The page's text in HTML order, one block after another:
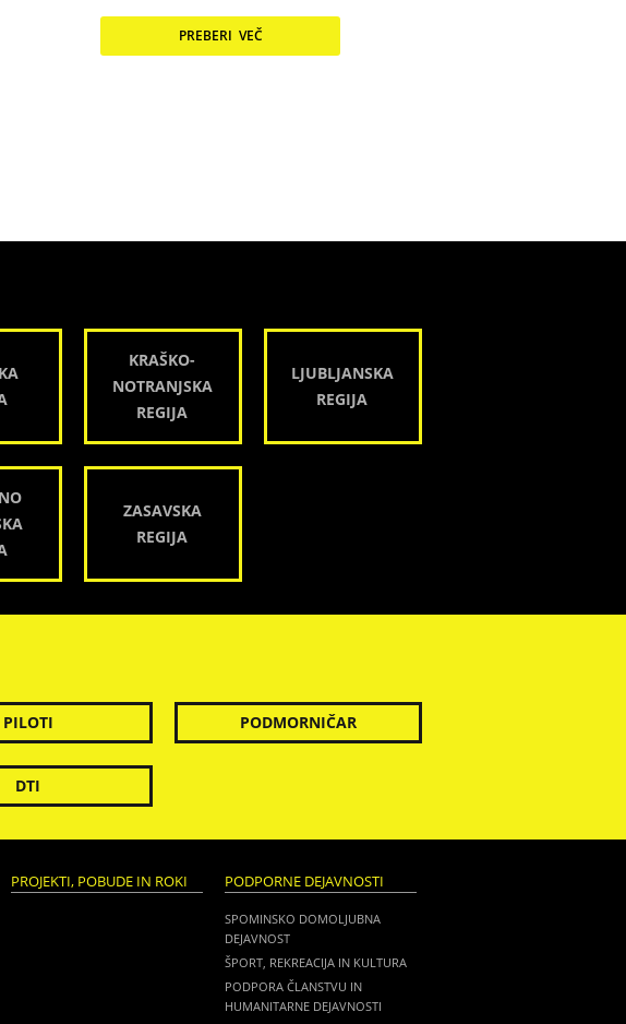
PREBERI VEČ
KRAŠKO-
NOTRANJSKA
REGIJA
LJUBLJANSKA
REGIJA
ZASAVSKA
REGIJA
PILOTI PODMORNIČAR
DTI
PROJEKTI, POBUDE IN ROKI PODPORNE DEJAVNOSTI
SPOMINSKO DOMOLJUBNA
DEJAVNOST
ŠPORT, REKREACIJA IN KULTURA
PODPORA ČLANSTVU IN
HUMANITARNE DEJAVNOSTI